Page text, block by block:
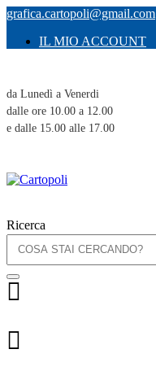
grafica.cartopoli@gmail.com
IL MIO ACCOUNT
da Lunedì a Venerdi
dalle ore 10.00 a 12.00
e dalle 15.00 alle 17.00
Ricerca